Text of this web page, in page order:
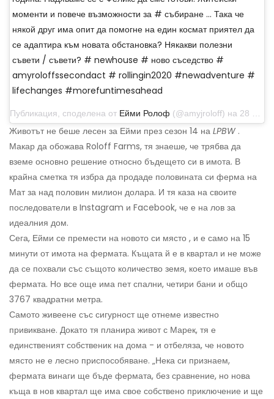
моменти и повече възможности за # събиране ... Така че
някой друг има опит да помогне на един космат приятел да
се адаптира към новата обстановка? Някакви полезни
съвети / съвети? # newhouse # ново съседство #
amyroloffssecondact # rollingin2020 #newadventure #
lifechanges #morefuntimesahead
Публикация, споделена от Ейми Ролоф (@amyjroloff) на 28 декември 2019 г. в 9:48 ч. PST
Животът не беше лесен за Ейми през сезон 14 на LPBW .
Макар да обожава Roloff Farms, тя знаеше, че трябва да
вземе основно решение относно бъдещето си в имота. В
крайна сметка тя избра да продаде половината си ферма на
Мат за над половин милион долара. И тя каза на своите
последователи в Instagram и Facebook, че е на лов за
идеалния дом.
Сега, Ейми се премести на новото си място , и е само на 15
минути от имота на фермата. Къщата й е в квартал и не може
да се похвали със същото количество земя, което имаше във
фермата. Но все още има пет спални, четири бани и общо
3767 квадратни метра.
Самото живеене със сигурност ще отнеме известно
привикване. Докато тя планира живот с Марек, тя е
единственият собственик на дома - и отбеляза, че новото
място не е лесно приспособяване. „Нека си признаем,
фермата винаги ще бъде фермата, без сравнение, но нова
къща в нов квартал ще има свое собствено приключение и ще